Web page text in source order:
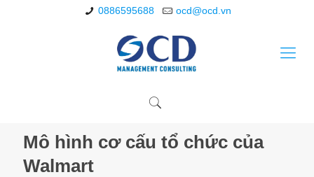
0886595688 ocd@ocd.vn
Mô hình cơ cấu tổ chức của
Walmart